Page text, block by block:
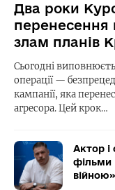
Два роки
перенесення
злам планів
Сьогодні
операції —
кампанії, яка
агресора. Цей крок…
Актор
фільми
війною»